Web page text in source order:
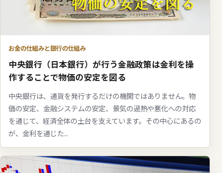
お金の仕組みと銀行の仕組み
中央銀行（日本銀行）が行う金融政策は金利を操
作することで物価の安定を図る
中央銀行は、通貨を発行するだけの機関ではありません。物
価の安定、金融システムの安定、景気の過熱や悪化への対応
を通じて、経済全体の土台を支えています。その中心にあるの
が、金利を通じた...